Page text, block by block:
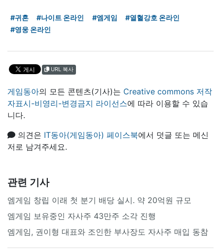
#귀혼 #나이트 온라인 #엠게임
#열혈강호 온라인
#영웅 온라인
URL 복사
게임동아의 모든 콘텐츠(기사)는 Creative commons 저작
자표시-비영리-변경금지 라이선스에 따라 이용할 수 있습
니다.
의견은 IT동아(게임동아) 페이스북에서 덧글 또는 메신
저로 남겨주세요.
관련 기사
엠게임 창립 이래 첫 분기 배당 실시. 약 20억원 규모
엠게임 보유중인 자사주 43만주 소각 진행
엠게임, 권이형 대표와 조인한 부사장도 자사주 매입 동참